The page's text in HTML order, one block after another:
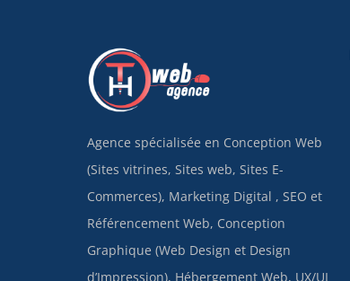
Agence spécialisée en Conception Web
(Sites vitrines, Sites web, Sites E-
Commerces), Marketing Digital , SEO et
Référencement Web, Conception
Graphique (Web Design et Design
d’Impression), Hébergement Web, UX/UI